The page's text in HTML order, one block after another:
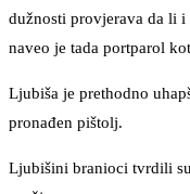
dužnosti provjerava da li i
naveo je tada portparol
Ljubiša je prethodno
pronađen pištolj.
Ljubišini branioci tvrdili